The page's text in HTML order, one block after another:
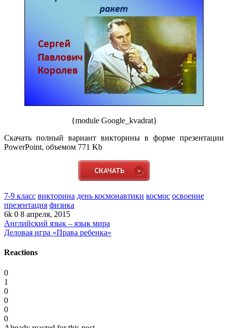
{module Google_kvadrat}
Скачать полный вариант викторины в форме презентации
PowerPoint, объемом 771 Kb
7-9 класс викторина день космонавтики космос освоение
презентация физика
6k 0 8 апреля, 2015
Английский язык – язык мира
Деловая игра «Права ребенка»
Reactions
0
1
0
0
0
0